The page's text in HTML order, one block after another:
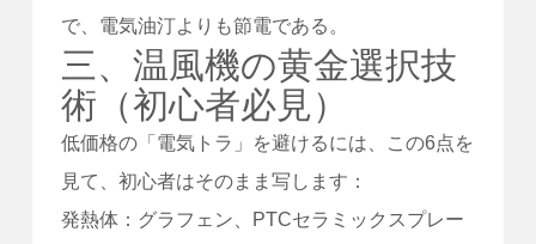
で、電気油汀よりも節電である。
三、温風機の黄金選択技
術（初心者必見）
低価格の「電気トラ」を避けるには、この6点を
見て、初心者はそのまま写します：
発熱体：グラフェン、PTCセラミックスプレー